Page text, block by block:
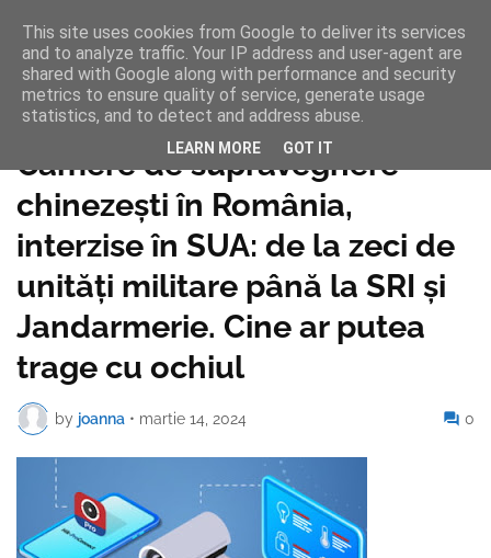
Pagina de pornire
Camere de supraveghere
chinezești în România,
interzise în SUA: de la zeci de
unități militare până la SRI și
Jandarmerie. Cine ar putea
trage cu ochiul
by joanna • martie 14, 2024 0
This site uses cookies from Google to deliver its services
and to analyze traffic. Your IP address and user-agent are
shared with Google along with performance and security
metrics to ensure quality of service, generate usage
statistics, and to detect and address abuse.
LEARN MORE GOT IT